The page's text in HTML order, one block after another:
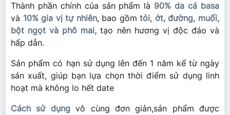
Thành phần chính của sản phẩm là 90% da cá basa
và 10% gia vị tự nhiên, bao gồm tỏi, ớt, đường, muối,
bột ngọt và phô mai, tạo nên hương vị độc đáo và
hấp dẫn.
Sản phẩm có hạn sử dụng lên đến 1 năm kể từ ngày
sản xuất, giúp bạn lựa chọn thời điểm sử dụng linh
hoạt mà không lo hết date
Cách sử dụngvô cùng đơn giản,sản phẩm được